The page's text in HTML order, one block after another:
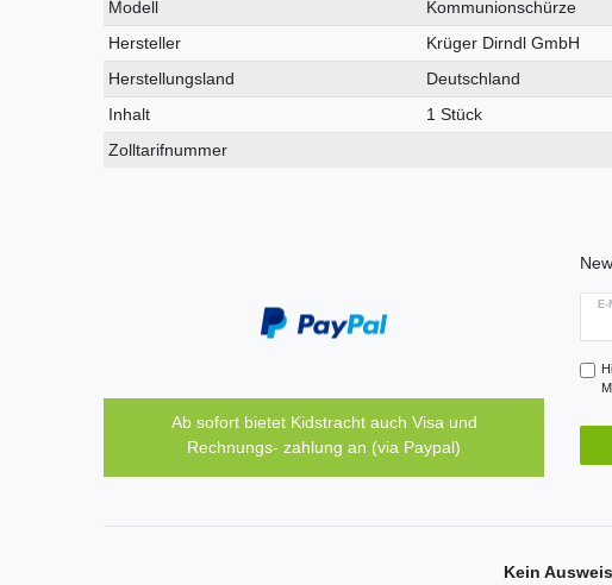
Modell
Kommunionschürze
Hersteller
Krüger Dirndl GmbH
Herstellungsland
Deutschland
Inhalt
1 Stück
Zolltarifnummer
Ab sofort bietet Kidstracht auch Visa und
Rechnungs- zahlung an (via Paypal)
Kein